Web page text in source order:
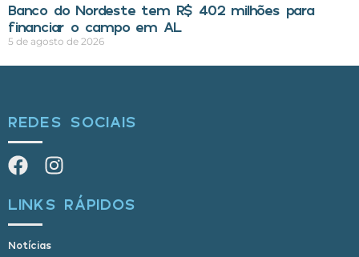
Banco do Nordeste tem R$ 402 milhões para
financiar o campo em AL
5 de agosto de 2026
REDES SOCIAIS
LINKS RÁPIDOS
Notícias